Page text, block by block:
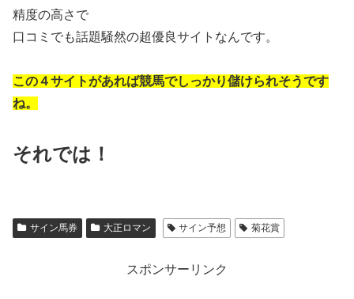
精度の高さで
口コミでも話題騒然の超優良サイトなんです。
この４サイトがあれば競馬でしっかり儲けられそうです
ね。
それでは！
サイン馬券 大正ロマン サイン予想 菊花賞
スポンサーリンク